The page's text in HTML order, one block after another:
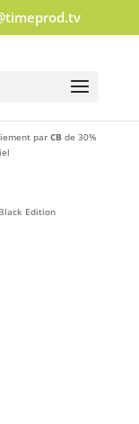
par CB de 30%
Edition